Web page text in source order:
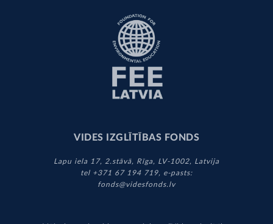
VIDES IZGLĪTĪBAS FONDS
Lapu iela 17, 2.stāvā, Rīga, LV-1002, Latvija
tel +371 67 194 719, e-pasts:
fonds@videsfonds.lv